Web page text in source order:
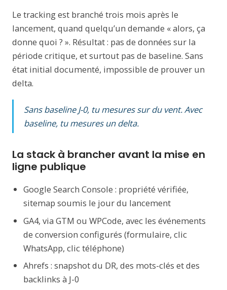
Le tracking est branché trois mois après le
lancement, quand quelqu’un demande « alors, ça
donne quoi ? ». Résultat : pas de données sur la
période critique, et surtout pas de baseline. Sans
état initial documenté, impossible de prouver un
delta.
Sans baseline J-0, tu mesures sur du vent. Avec
baseline, tu mesures un delta.
La stack à brancher avant la mise en
ligne publique
Google Search Console : propriété vérifiée,
sitemap soumis le jour du lancement
GA4, via GTM ou WPCode, avec les événements
de conversion configurés (formulaire, clic
WhatsApp, clic téléphone)
Ahrefs : snapshot du DR, des mots-clés et des
backlinks à J-0